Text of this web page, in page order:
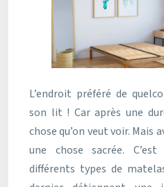
L’endroit préféré de
son lit ! Car après une
chose qu’on veut voir. Mais
une chose sacrée.
différents types de